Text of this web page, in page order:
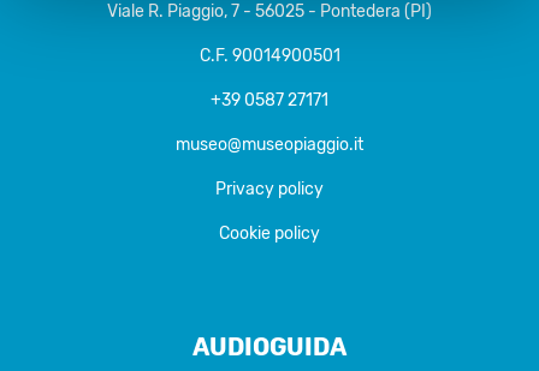
Viale R. Piaggio, 7 - 56025 - Pontedera (PI)
C.F. 90014900501
+39 0587 27171
museo@museopiaggio.it
Privacy policy
Cookie policy
AUDIOGUIDA